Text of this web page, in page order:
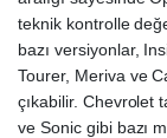
teknik kontrolle
bazı versiyonlar,
Tourer, Meriva ve
çıkabilir. Chevrolet
ve Sonic gibi bazı